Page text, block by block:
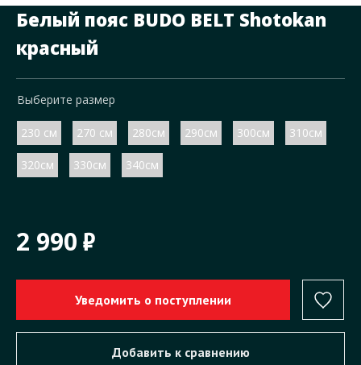
Белый пояс BUDO BELT Shotokan
красный
Выберите размер
230 см 270 см 280см 290см 300см 310см
320см 330см 340см
2 990